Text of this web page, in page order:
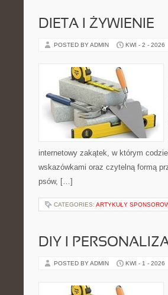
DIETA I ŻYWIENIE
POSTED BY ADMIN KWI - 2 - 2026
internetowy zakątek, w którym
wskazówkami oraz czytelną formą
psów, […]
CATEGORIES: ARTYKUŁY
DIY I
POSTED BY ADMIN KWI - 1 - 2026